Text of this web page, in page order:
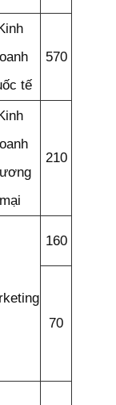
tế
570
mại
210
160
70